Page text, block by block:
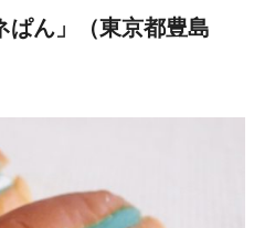
ぱん」（東京都豊島